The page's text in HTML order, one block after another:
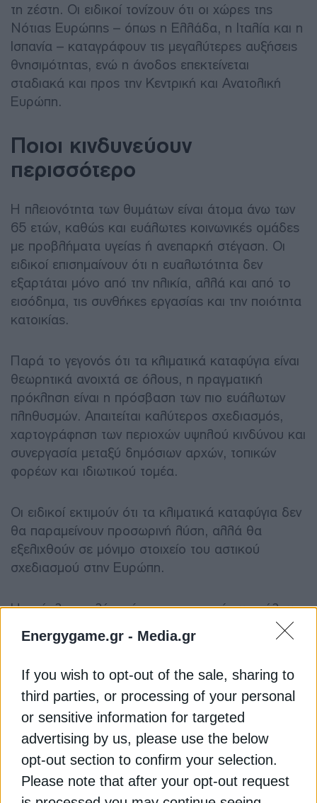
Energygame.gr - Media.gr
If you wish to opt-out of the sale, sharing to
third parties, or processing of your personal
or sensitive information for targeted
advertising by us, please use the below
opt-out section to confirm your selection.
Please note that after your opt-out request
τη ζέστη. Οι ειδικοί τονίζουν ότι οι χώρες της
Νότιας Ευρώπης – όπως η Ελλάδα, η Ιταλία και η
Ισπανία – καταγράφουν τις μεγαλύτερες αυξήσεις
θνησιμότητας, ενώ η άνοδος επεκτείνεται
σταδιακά και προς την Κεντρική και Ανατολική
Ευρώπη.
Ποιοι κινδυνεύουν
περισσότερο
Η πλειονότητα των θυμάτων είναι άτομα άνω των
65 ετών, καθώς και ευάλωτες κοινωνικές ομάδες
με προβλήματα υγείας ή ανεπαρκή στέγαση. Οι
ειδικοί επισημαίνουν ότι η ευαλωτότητα δεν
εξαρτάται μόνο από την ηλικία, αλλά και από το
εισόδημα, τις συνθήκες εργασίας και την ποιότητα
κατοικίας.
Παρά το γεγονός ότι τα κλιματικά καταφύγια είναι
θεωρητικά ανοιχτά σε όλους, η πραγματική
πρόκληση είναι η πρόσβαση των πιο ευάλωτων
πληθυσμών. Απαιτείται καλύτερος σχεδιασμός,
χαρτογράφηση των περιοχών υψηλού κινδύνου και
συνεργασία μεταξύ δημόσιων αρχών, τοπικών
φορέων και ιδιωτικού τομέα.
Οι ειδικοί εκτιμούν ότι τα κλιματικά καταφύγια δεν
θα παραμείνουν προσωρινή λύση, αλλά θα
εξελιχθούν σε μόνιμο στοιχείο του αστικού
σχεδιασμού στην Ευρώπη.
Η πρόκληση πλέον είναι η μετατροπή των πόλεων
μέσω περισσότερων πράσινων χώρων, καλύτερης
διαχείρισης της θερμότητας και επενδύσεων σε
στις ακραίες θερμοκρασίες.
Καθώς τα ακραία καιρικά φαινόμενα εντείνονται, η
Ευρώπη καλείται να απαντήσει σε ένα βασικό
ερώτημα: θα ακολουθήσει το παράδειγμα της
Ισπανίας ή θα συνεχίσει να αντιδρά εκ των
υστέρων σε μια κρίση που ήδη κοστίζει δεκάδες